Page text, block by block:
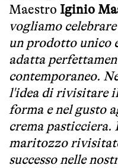
Maestro Iginio
vogliamo
un prodotto unico
adatta
contemporaneo.
l'idea di rivisitare
forma e nel gusto
crema
maritozzo
successo nelle